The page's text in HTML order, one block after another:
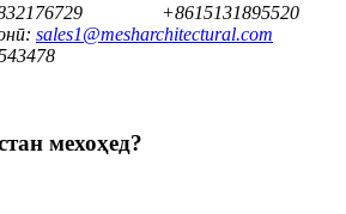
+8615131895520
sales1@mesharchitectural.com
мехоҳед?